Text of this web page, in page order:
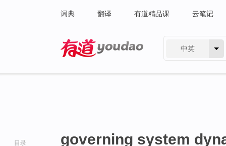
词典 翻译 有道精品课 云笔记
中英
目录 governing system